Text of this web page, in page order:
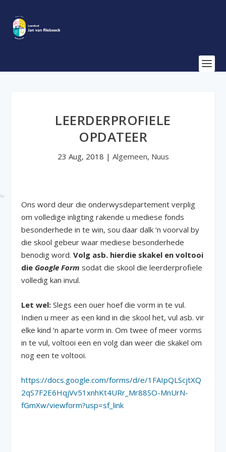
LEERDERPROFIELE
OPDATEER
23 Aug, 2018 | Algemeen, Nuus
Ons word deur die onderwysdepartement verplig
om volledige inligting rakende u mediese fonds
besonderhede in te win, sou daar dalk ‘n voorval by
die skool gebeur waar mediese besonderhede
benodig word.Volg asb. hierdie skakel en voltooi
die Google Form sodat die skool die leerderprofiele
volledig kan invul.
Let wel: Slegs een ouer hoef die vorm in te vul.
Indien u meer as een kind in die skool het, vul asb. vir
elke kind ‘n aparte vorm in. Om twee of meer vorms
in te vul, voltooi een en volg dan weer die skakel om
nog een te voltooi.
https://docs.google.com/forms/d/e/1FAIpQLScjtXQ
2qS7F2E6HqjVv51xnhKt4URr_Mr88SO-MnUrN-
fGmXw/viewform?usp=sf_link